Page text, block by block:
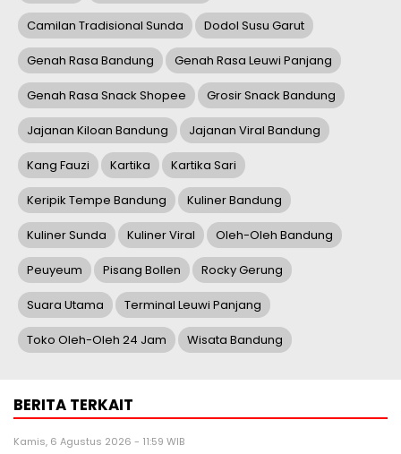
Camilan Tradisional Sunda Dodol Susu Garut
Genah Rasa Bandung Genah Rasa Leuwi Panjang
Genah Rasa Snack Shopee Grosir Snack Bandung
Jajanan Kiloan Bandung Jajanan Viral Bandung
Kang Fauzi Kartika Kartika Sari
Keripik Tempe Bandung Kuliner Bandung
Kuliner Sunda Kuliner Viral Oleh-Oleh Bandung
Peuyeum Pisang Bollen Rocky Gerung
Suara Utama Terminal Leuwi Panjang
Toko Oleh-Oleh 24 Jam Wisata Bandung
BERITA TERKAIT
Kamis, 6 Agustus 2026 - 11:59 WIB